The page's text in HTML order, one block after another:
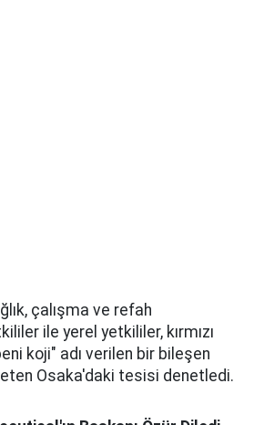
çalışma ve refah
ile yerel yetkililer, kırmızı
koji" adı verilen bir bileşen
Osaka'daki tesisi denetledi.